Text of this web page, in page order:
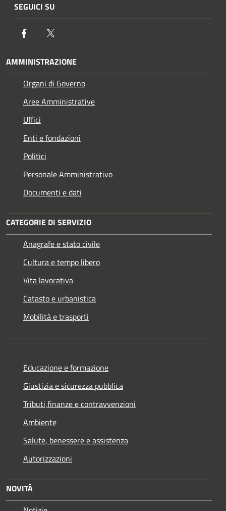
SEGUICI SU
Facebook
AMMINISTRAZIONE
Organi di Governo
Aree Amministrative
Uffici
Enti e fondazioni
Politici
Personale Amministrativo
Documenti e dati
CATEGORIE DI SERVIZIO
Anagrafe e stato civile
Cultura e tempo libero
Vita lavorativa
Catasto e urbanistica
Mobilità e trasporti
Educazione e formazione
Giustizia e sicurezza pubblica
Tributi,finanze e contravvenzioni
Ambiente
Salute, benessere e assistenza
Autorizzazioni
NOVITÀ